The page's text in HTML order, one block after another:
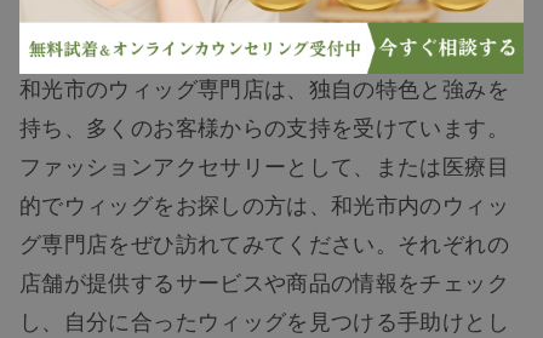
白髪
薄毛
和光市のウィッグ専門店は、独自の特色と強みを
持ち、多くのお客様からの支持を受けています。
ファッションアクセサリーとして、または医療目
的でウィッグをお探しの方は、和光市内のウィッ
グ専門店をぜひ訪れてみてください。それぞれの
店舗が提供するサービスや商品の情報をチェック
し、自分に合ったウィッグを見つける手助けとし